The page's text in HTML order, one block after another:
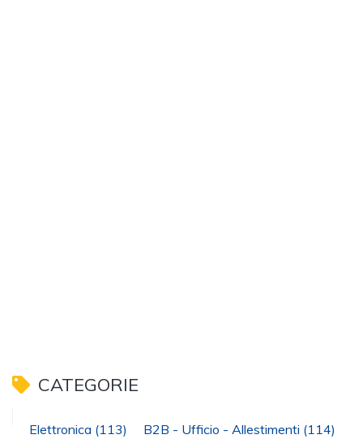
CATEGORIE
Elettronica (113) B2B - Ufficio - Allestimenti (114)